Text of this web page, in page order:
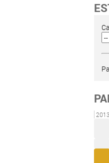
2013